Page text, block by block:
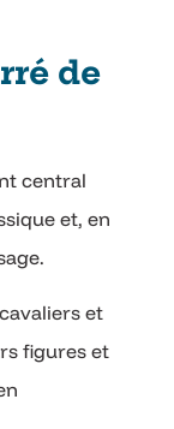
de
central
et, en
et
figures et